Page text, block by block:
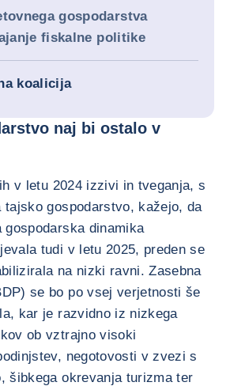
gospodarstva
fiskalne politike
koalicija
naj bi ostalo v
v letu 2024 izzivi in tveganja, s
tajsko gospodarstvo, kažejo, da
dinamika
tudi v letu 2025, preden se
na nizki ravni. Zasebna
se bo po vsej verjetnosti še
kar je razvidno iz nizkega
ob vztrajno visoki
negotovosti v zvezi s
šibkega okrevanja turizma ter